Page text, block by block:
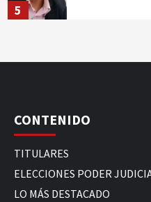
5
CONTENIDO
TITULARES
ELECCIONES PODER
LO MÁS DESTACADO